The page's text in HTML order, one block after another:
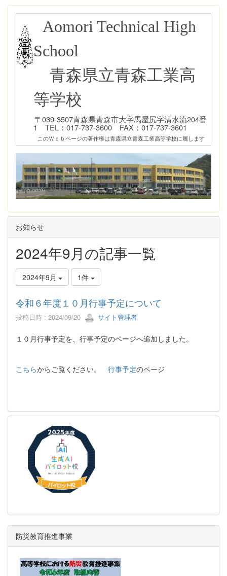
Aomori Technical High
School
青森県立青森工業高
等学校
〒039-3507青森県青森市大字馬屋尻字清水流204番
1 TEL：017-737-3600 FAX：017-737-3601
このＷｅｂページの著作権は青森県立青森工業高等学校に属します
お知らせ
2024年9月の記事一覧
2024年9月 1件
令和６年度１０月行事予定について
投稿日時 : 2024/09/20 サイト管理者
１０月行事予定を、行事予定のページへ追加しました。
こちらからご覧ください。 行事予定のページ
防災教育推進事業